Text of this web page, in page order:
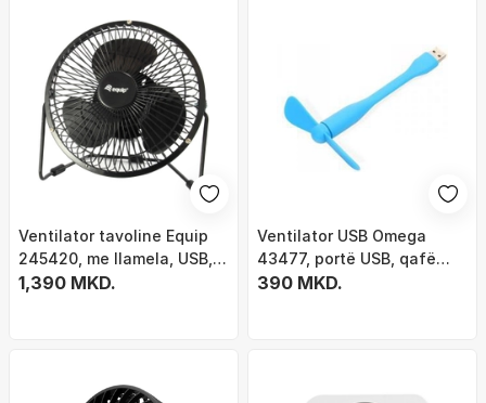
Ventilator tavoline Equip
245420, me llamela, USB,
plastik, i zi
1,390 MKD.
Ventilator USB Omega
43477, portë USB, qafë
fleksibile, blu
390 MKD.